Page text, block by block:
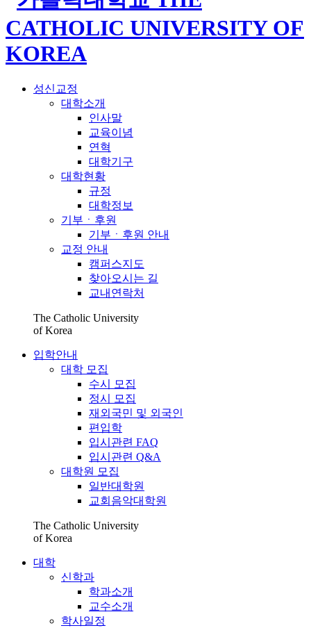
성신교정
대학소개
인사말
교육이념
연혁
대학기구
대학현황
규정
대학정보
기부ㆍ후원
기부ㆍ후원 안내
교정 안내
캠퍼스지도
찾아오시는 길
교내연락처
The Catholic University
of Korea
입학안내
대학 모집
수시 모집
정시 모집
재외국민 및 외국인
편입학
입시관련 FAQ
입시관련 Q&A
대학원 모집
일반대학원
교회음악대학원
The Catholic University
of Korea
대학
신학과
학과소개
교수소개
학사일정